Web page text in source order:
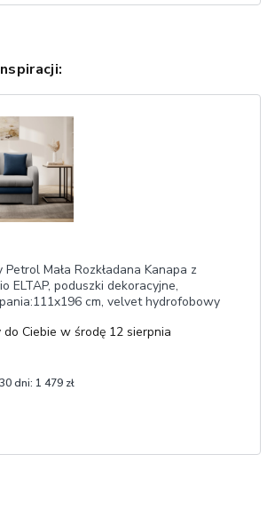
Petrol Mała Rozkładana Kanapa z
ELTAP, poduszki dekoracyjne,
cm, velvet hydrofobowy
do Ciebie w środę 12 sierpnia
dni: 1 479 zł